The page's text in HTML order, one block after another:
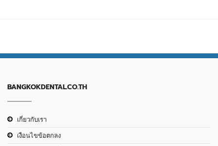
BANGKOKDENTAL.CO.TH
เกี่ยวกับเรา
เงือนไขข้อตกลง